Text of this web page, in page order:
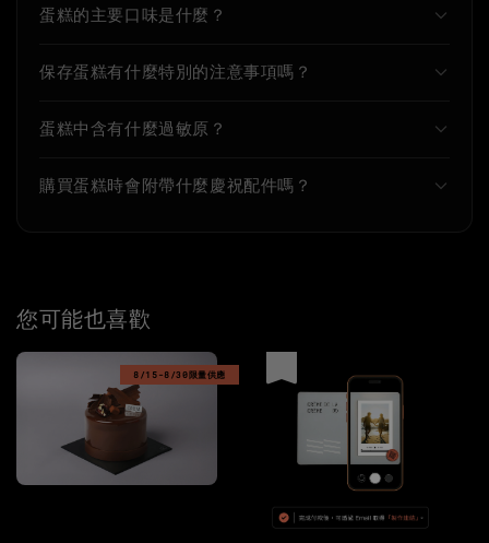
蛋糕的主要口味是什麼？
保存蛋糕有什麼特別的注意事項嗎？
蛋糕中含有什麼過敏原？
購買蛋糕時會附帶什麼慶祝配件嗎？
您可能也喜歡
8/15-8/30限量供應